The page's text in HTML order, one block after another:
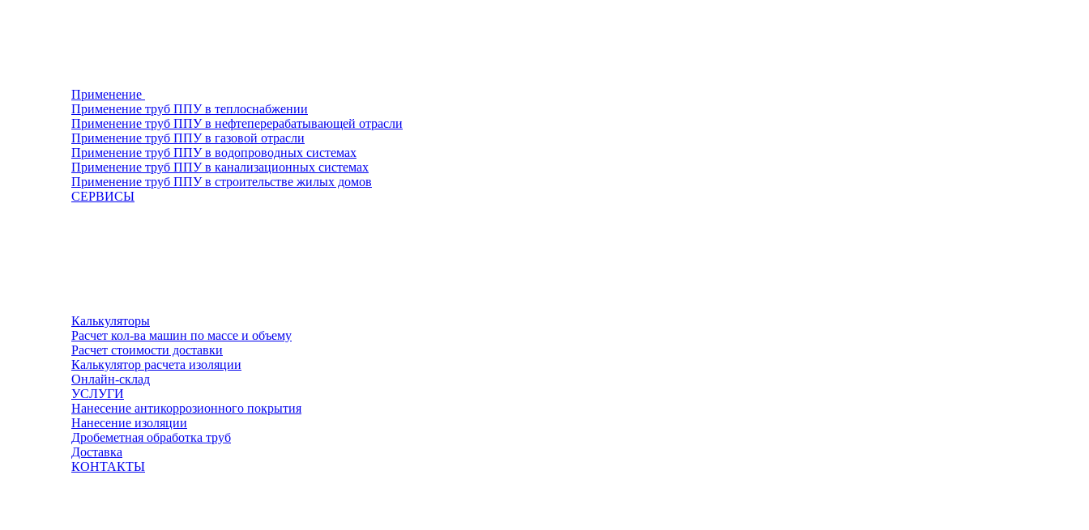
Применение
Применение труб ППУ в теплоснабжении
Применение труб ППУ в нефтеперерабатывающей отрасли
Применение труб ППУ в газовой отрасли
Применение труб ППУ в водопроводных системах
Применение труб ППУ в канализационных системах
Применение труб ППУ в строительстве жилых домов
СЕРВИСЫ
Калькуляторы
Расчет кол-ва машин по массе и объему
Расчет стоимости доставки
Калькулятор расчета изоляции
Онлайн-склад
УСЛУГИ
Нанесение антикоррозионного покрытия
Нанесение изоляции
Дробеметная обработка труб
Доставка
КОНТАКТЫ